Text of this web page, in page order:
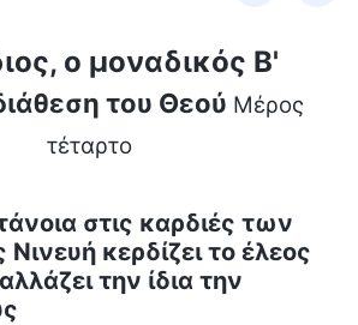
ο μοναδικός Β'
του Θεού Μέρος
τέταρτο
στις καρδιές των
κερδίζει το έλεος
την ίδια την